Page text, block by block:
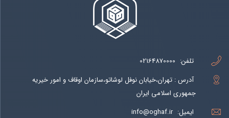
تلفن: 02164870000
آدرس : تهران،خیابان نوفل لوشاتو،سازمان اوقاف و امور خیریه
جمهوری اسلامی ایران
ایمیل: info@oghaf.ir